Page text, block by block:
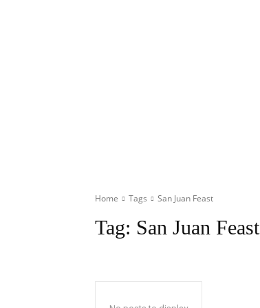
Home Tags San Juan Feast
Tag: San Juan Feast